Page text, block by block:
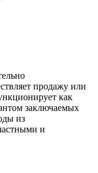
продажу или
как
заключаемых
из
и